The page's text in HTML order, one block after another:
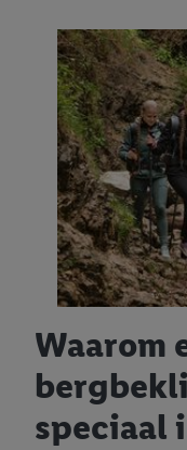
Waarom
speciaal